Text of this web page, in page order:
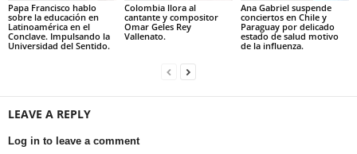
Papa Francisco hablo
sobre la educación en
Latinoamérica en el
Conclave. Impulsando la
Universidad del Sentido.
Colombia llora al
cantante y compositor
Omar Geles Rey
Vallenato.
Ana Gabriel suspende
conciertos en Chile y
Paraguay por delicado
estado de salud motivo
de la influenza.
LEAVE A REPLY
Log in to leave a comment